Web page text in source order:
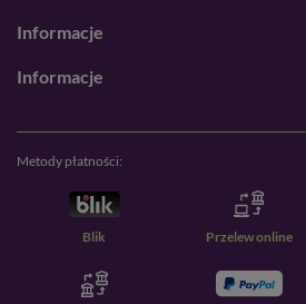
Informacje
Informacje
Metody płatności:
Blik Przelew online